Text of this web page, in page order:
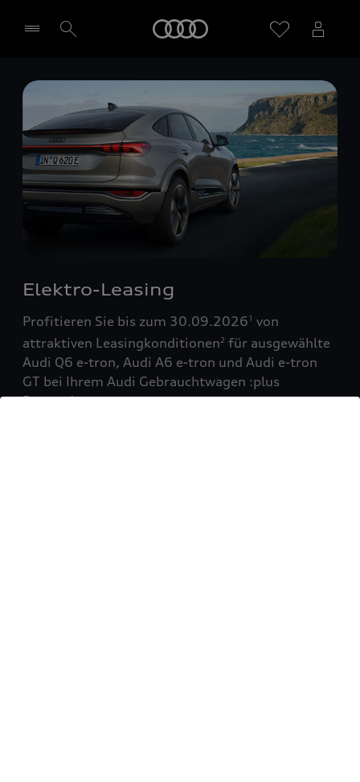
Händler wählen
Elektro-Leasing
Profitieren Sie bis zum 30.09.20261 von
attraktiven Leasingkonditionen2 für ausgewählte
Audi Q6 e-tron, Audi A6 e-tron und Audi e-tron
GT bei Ihrem Audi Gebrauchtwagen :plus
Partner!